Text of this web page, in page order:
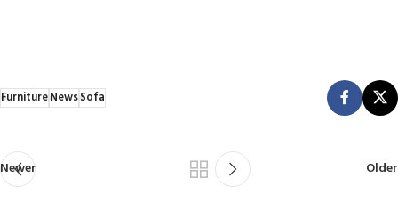
FurnitureNewsSofa
Newer Older